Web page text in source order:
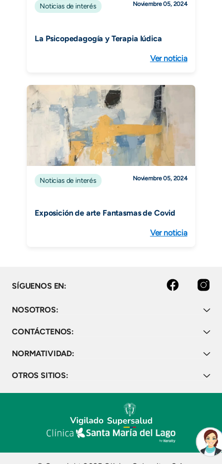
Noticias de interés Noviembre 05, 2024
La Psicopedagogía y Terapia lúdica
Ver noticia
Noticias de interés Noviembre 05, 2024
Exposición de arte Fantasmas de Covid
Ver noticia
SÍGUENOS EN: facebook instagram
NOSOTROS:
CONTÁCTENOS:
NORMATIVIDAD:
OTROS SITIOS: